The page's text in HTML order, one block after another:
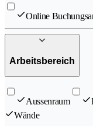
Online
Arbeitsbereich
Aussenraum
Wände